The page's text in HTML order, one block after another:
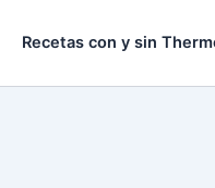
Recetas con y sin